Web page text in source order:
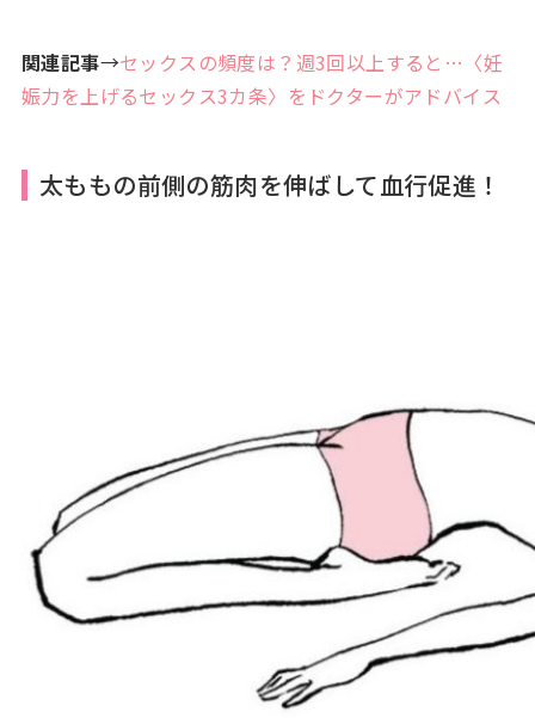
関連記事→セックスの頻度は？週3回以上すると…〈妊
娠力を上げるセックス3カ条〉をドクターがアドバイス
太ももの前側の筋肉を伸ばして血行促進！